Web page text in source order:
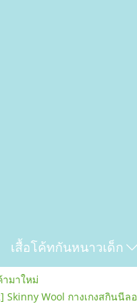
เสื้อโค้ทกันหนาวเด็ก
มาใหม่
2] Skinny Wool กางเกงสกิ